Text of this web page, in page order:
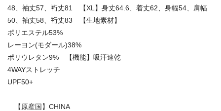
48、袖丈57、裄丈81 【XL】身丈64.6、着丈62、身幅54、肩幅
50、袖丈58、裄丈83 【生地素材】
ポリエステル53%
レーヨン(モダール)38%
ポリウレタン9% 【機能】吸汗速乾
4WAYストレッチ
UPF50+
【原産国】CHINA